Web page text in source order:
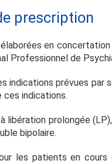
prescription
en
Professionnel de
indications prévues par
ces indications.
libération prolongée
bipolaire.
les patients en